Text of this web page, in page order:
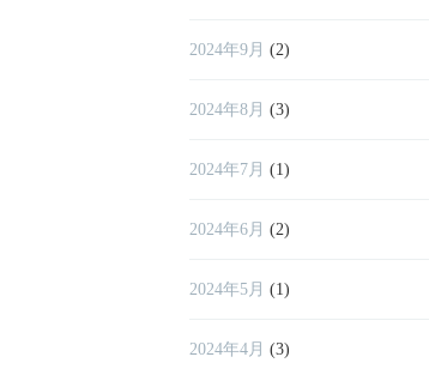
2024年9月 (2)
2024年8月 (3)
2024年7月 (1)
2024年6月 (2)
2024年5月 (1)
2024年4月 (3)